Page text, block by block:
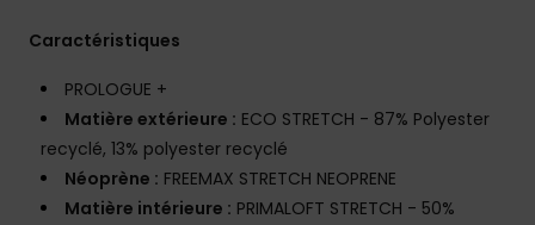
Caractéristiques
PROLOGUE +
Matière extérieure : ECO STRETCH - 87% Polyester
recyclé, 13% polyester recyclé
Néoprène : FREEMAX STRETCH NEOPRENE
Matière intérieure : PRIMALOFT STRETCH - 50%